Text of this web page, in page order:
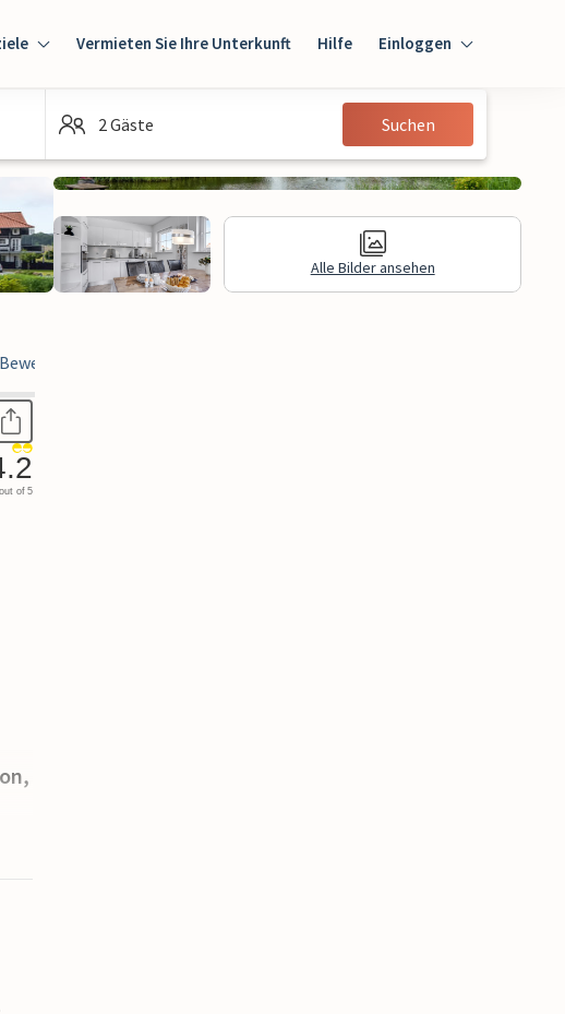
Vermieten Sie Ihre Unterkunft Hilfe Einloggen
Einloggen
Gast
2 Gäste Suchen
Alle Bilder ansehen
Bewertungen
out of 5